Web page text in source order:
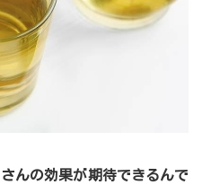
んの効果が期待できるんで